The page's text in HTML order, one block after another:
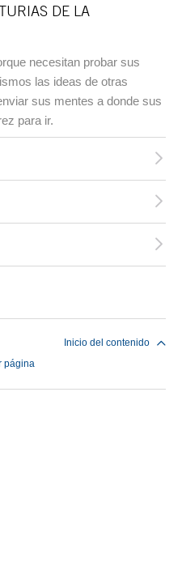
DE LA
necesitan probar sus
las ideas de otras
sus mentes a donde sus
para ir.
nueva
página
Inicio del contenido